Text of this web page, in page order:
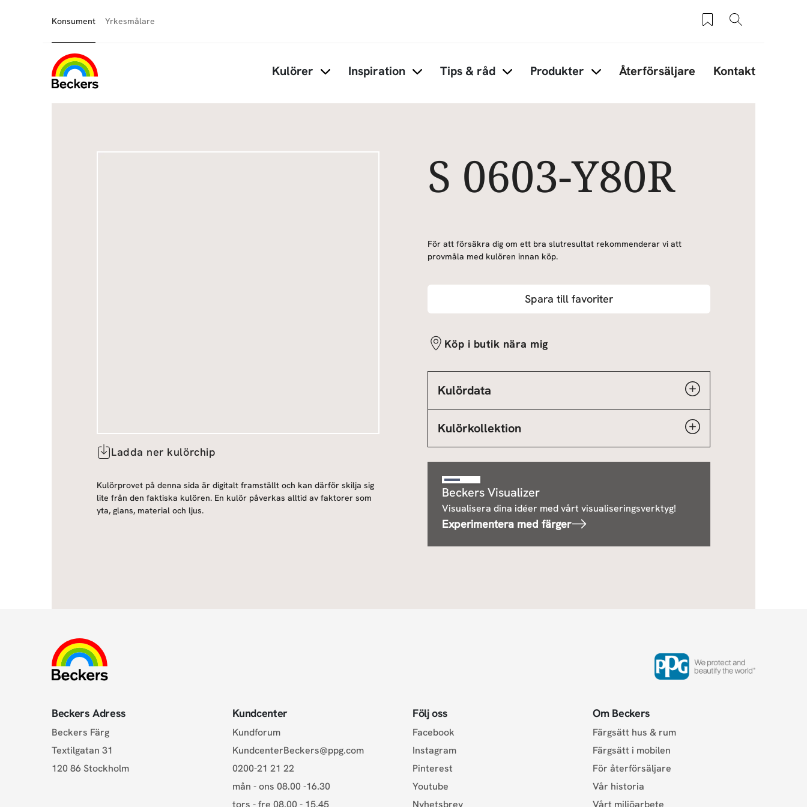
Konsument Yrkesmålare Sparade produkter
Sök
Kulörer Inspiration Tips & råd Produkter Återförsäljare Kontakt
S 0603-Y80R
Ladda ner kulörchip
Kulörprovet på denna sida är digitalt framställt och kan därför skilja sig
lite från den faktiska kulören. En kulör påverkas alltid av faktorer som
yta, glans, material och ljus.
För att försäkra dig om ett bra slutresultat rekommenderar vi att
provmåla med kulören innan köp.
Spara till favoriter
Köp i butik nära mig
Kulördata
Kulörkollektion
Beckers Visualizer
Visualisera dina idéer med vårt visualiseringsverktyg!
Experimentera med färger
Beckers Adress
Beckers Färg
Textilgatan 31
120 86 Stockholm
Kundcenter
Kundforum
KundcenterBeckers@ppg.com
0200-21 21 22
mån - ons 08.00 -16.30
tors - fre 08.00 - 15.45
Följ oss
Facebook
Instagram
Pinterest
Youtube
Nyhetsbrev
Om Beckers
Färgsätt hus & rum
Färgsätt i mobilen
För återförsäljare
Vår historia
Vårt miljöarbete